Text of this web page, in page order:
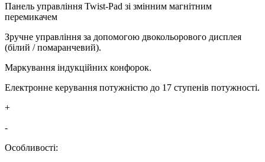
Панель управління Twist-Pad зі змінним магнітним
перемикачем
Зручне управління за допомогою двокольорового дисплея
(білий / помаранчевий).
Маркування індукційних конфорок.
Електронне керування потужністю до 17 ступенів потужності.
+
-
Особливості: